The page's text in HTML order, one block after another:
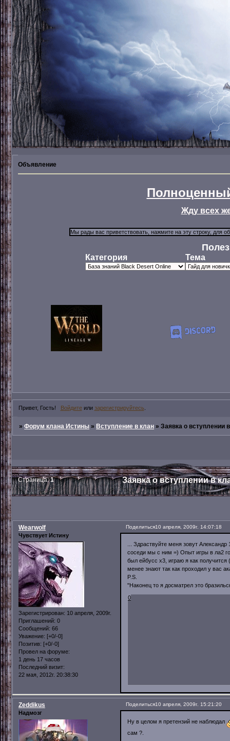
Объявление
Жду всех
Категория Тема
Привет, Гость! Войдитеили зарегистрируйтесь
»Форум клана Истины »Вступление в клан »Заявка о вступлении
Заявка о вступлении в
Страница:1
Поделиться10 апреля, 2009г. 14:07:18
Wearwolf
Чувствует Истину
Зарегистрирован: 10 апреля, 2009г.
Приглашений: 0
Сообщений: 66
Уважение: [+0/-0]
Позитив: [+0/-0]
Провел на форуме:
1 день 17 часов
Последний визит:
22 мая, 2012г. 20:38:30
... Здраствуйте меня зовут
соседи мы с ним =) Опыт игры в ла2
был ейбусс х3, играю я как
менее знают так как проходил у вас
P.S.
"Наконец то я досматрел это
0
Поделиться10 апреля, 2009г. 15:21:20
Zeddikus
Надмозг
Ну в целом я претензий не наблюдал
сам ?.